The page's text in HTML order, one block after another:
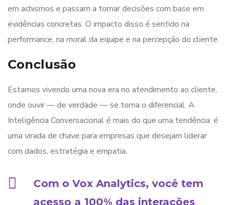
em achismos e passam a tomar decisões com base em
evidências concretas. O impacto disso é sentido na
performance, na moral da equipe e na percepção do cliente.
Conclusão
Estamos vivendo uma nova era no atendimento ao cliente,
onde ouvir — de verdade — se torna o diferencial. A
Inteligência Conversacional é mais do que uma tendência: é
uma virada de chave para empresas que desejam liderar
com dados, estratégia e empatia.
Com o Vox Analytics, você tem
acesso a 100% das interações